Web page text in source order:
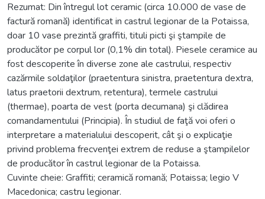
Rezumat: Din întregul lot ceramic (circa 10.000 de vase de
factură romană) identificat in castrul legionar de la Potaissa,
doar 10 vase prezintă graffiti, tituli picti şi ştampile de
producător pe corpul lor (0,1% din total). Piesele ceramice au
fost descoperite în diverse zone ale castrului, respectiv
cazărmile soldaţilor (praetentura sinistra, praetentura dextra,
latus praetorii dextrum, retentura), termele castrului
(thermae), poarta de vest (porta decumana) şi clădirea
comandamentului (Principia). În studiul de faţă voi oferi o
interpretare a materialului descoperit, cât şi o explicaţie
privind problema frecvenţei extrem de reduse a ştampilelor
de producător în castrul legionar de la Potaissa.
Cuvinte cheie: Graffiti; ceramică romană; Potaissa; legio V
Macedonica; castru legionar.